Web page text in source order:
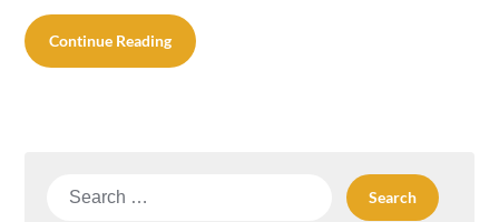
Continue Reading
Search